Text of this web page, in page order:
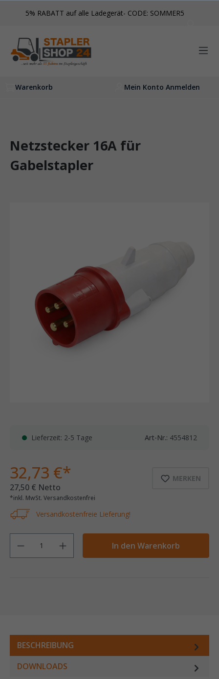
springen
5% RABATT auf alle Ladegerät- CODE: SOMMER5
Mein Konto Anmelden
Warenkorb
Netzstecker 16A für
Gabelstapler
Lieferzeit: 2-5 Tage Art-Nr.: 4554812
MERKEN
32,73 €*
27,50 € Netto
*inkl. MwSt. Versandkostenfrei
Versandkostenfreie Lieferung!
Anzahl
In den Warenkorb
BESCHREIBUNG
DOWNLOADS